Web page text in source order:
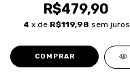
R$479,90
4 x de R$119,98 sem juros
COMPRAR